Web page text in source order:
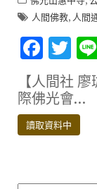
人間佛教, 人間
F
ac
e
b
o
T
w
it
te
r
【人間社
際佛光會…
讀取資料中